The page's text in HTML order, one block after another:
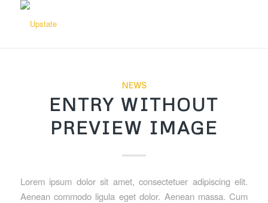
NEWS
ENTRY WITHOUT
PREVIEW IMAGE
Lorem ipsum dolor sit amet, consectetuer adipiscing elit.
Aenean commodo ligula eget dolor. Aenean massa. Cum